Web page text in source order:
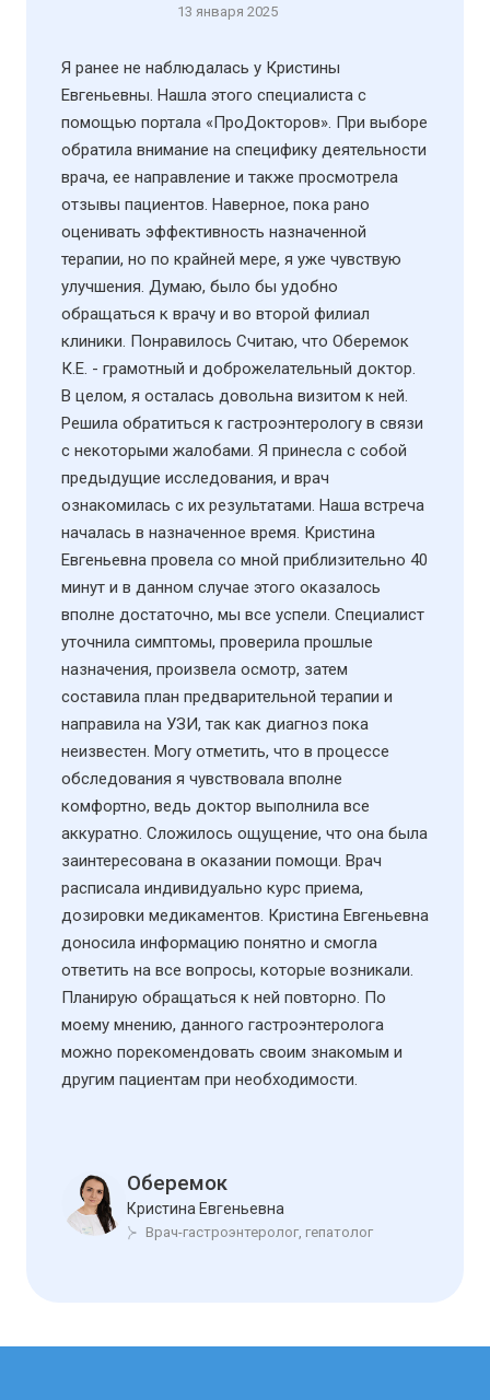
13 января 2025
Я ранее не наблюдалась у Кристины
Евгеньевны. Нашла этого специалиста с
помощью портала «ПроДокторов». При выборе
обратила внимание на специфику деятельности
врача, ее направление и также просмотрела
отзывы пациентов. Наверное, пока рано
оценивать эффективность назначенной
терапии, но по крайней мере, я уже чувствую
улучшения. Думаю, было бы удобно
обращаться к врачу и во второй филиал
клиники. Понравилось Считаю, что Оберемок
К.Е. - грамотный и доброжелательный доктор.
В целом, я осталась довольна визитом к ней.
Решила обратиться к гастроэнтерологу в связи
с некоторыми жалобами. Я принесла с собой
предыдущие исследования, и врач
ознакомилась с их результатами. Наша встреча
началась в назначенное время. Кристина
Евгеньевна провела со мной приблизительно 40
минут и в данном случае этого оказалось
вполне достаточно, мы все успели. Специалист
уточнила симптомы, проверила прошлые
назначения, произвела осмотр, затем
составила план предварительной терапии и
направила на УЗИ​, так как диагноз пока
неизвестен. Могу отметить, что в процессе
обследования я чувствовала вполне
комфортно, ведь доктор выполнила все
аккуратно. Сложилось ощущение, что она была
заинтересована в оказании помощи. Врач
расписала индивидуально курс приема,
дозировки медикаментов. Кристина Евгеньевна
доносила информацию понятно и смогла
ответить на все вопросы, которые возникали.
Планирую обращаться к ней повторно. По
моему мнению, данного гастроэнтеролога
можно порекомендовать своим знакомым и
другим пациентам при необходимости.
Оберемок
Кристина Евгеньевна
Врач-гастроэнтеролог, гепатолог